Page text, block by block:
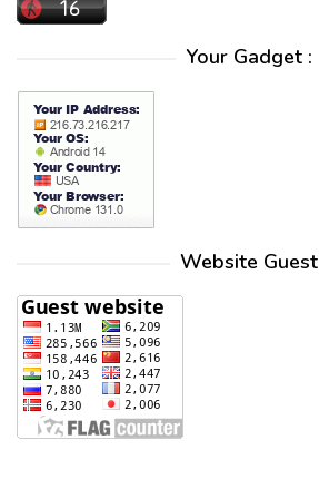
Your Gadget :
Website Guest